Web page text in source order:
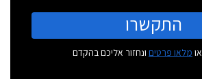
התקשרו
מלאו פרטים ונחזור אליכם בהקדם